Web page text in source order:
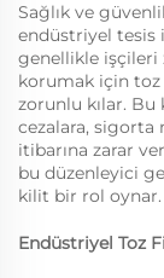
Sağlık ve
endüstriyel tesis
genellikle işçileri
korumak için toz
zorunlu kılar.
cezalara, sigorta
itibarına zarar
bu düzenleyici
kilit bir rol oynar.
Endüstriyel Toz